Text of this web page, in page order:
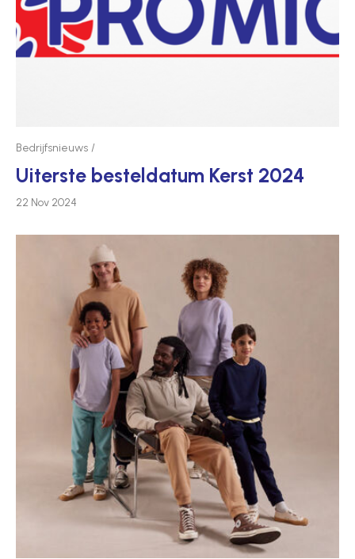
Bedrijfsnieuws
Uiterste besteldatum Kerst 2024
22 Nov 2024